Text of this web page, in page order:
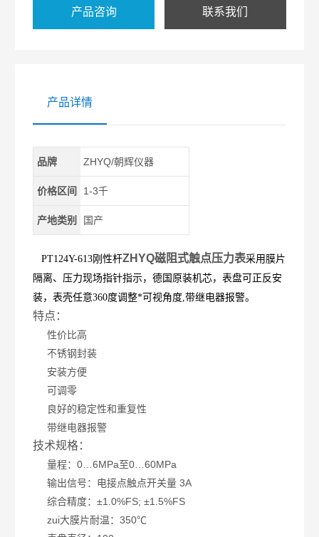
产品咨询 联系我们
产品详情
品牌 ZHYQ/朝辉仪器
价格区间 1-3千
产地类别 国产
PT124Y-613刚性杆ZHYQ磁阻式触点压力表采用膜片
隔离、压力现场指针指示，德国原装机芯，表盘可正反安
装，表壳任意360度调整*可视角度,带继电器报警。
特点：
性价比高
不锈钢封装
安装方便
可调零
良好的稳定性和重复性
带继电器报警
技术规格：
量程：0…6MPa至0…60MPa
输出信号：电接点触点开关量 3A
综合精度：±1.0%FS; ±1.5%FS
zui大膜片耐温：350℃